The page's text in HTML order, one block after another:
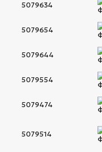
5079634
5079654
5079644
5079554
5079474
5079514